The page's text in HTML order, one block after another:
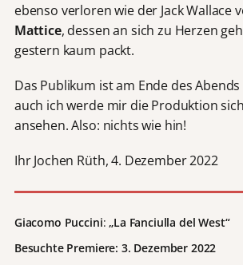
ebenso verloren wie der Jack Wallace
Mattice, dessen an sich zu Herzen
gestern kaum packt.
Das Publikum ist am Ende des
auch ich werde mir die Produktion
ansehen. Also: nichts wie hin!
Ihr Jochen Rüth, 4. Dezember 2022
Giacomo Puccini:„La Fanciulla del West“
Besuchte Premiere: 3. Dezember 2022